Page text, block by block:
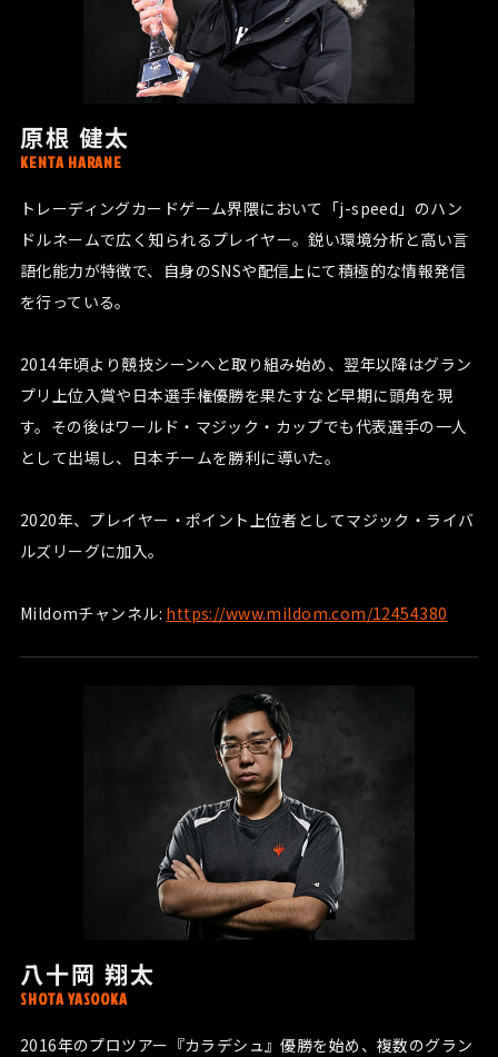
原根 健太
KENTA HARANE
トレーディングカードゲーム界隈において「j-speed」のハン
ドルネームで広く知られるプレイヤー。鋭い環境分析と高い言
語化能力が特徴で、自身のSNSや配信上にて積極的な情報発信
を行っている。
2014年頃より競技シーンへと取り組み始め、翌年以降はグラン
プリ上位入賞や日本選手権優勝を果たすなど早期に頭角を現
す。その後はワールド・マジック・カップでも代表選手の一人
として出場し、日本チームを勝利に導いた。
2020年、プレイヤー・ポイント上位者としてマジック・ライバ
ルズリーグに加入。
Mildomチャンネル: https://www.mildom.com/12454380
八十岡 翔太
SHOTA YASOOKA
2016年のプロツアー『カラデシュ』優勝を始め、複数のグラン